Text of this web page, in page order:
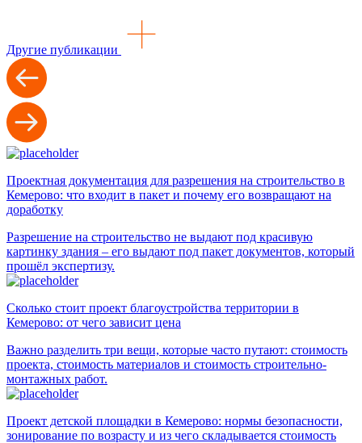
Другие публикации
Проектная документация для разрешения на строительство в
Кемерово: что входит в пакет и почему его возвращают на
доработку
Разрешение на строительство не выдают под красивую
картинку здания – его выдают под пакет документов, который
прошёл экспертизу.
Сколько стоит проект благоустройства территории в
Кемерово: от чего зависит цена
Важно разделить три вещи, которые часто путают: стоимость
проекта, стоимость материалов и стоимость строительно-
монтажных работ.
Проект детской площадки в Кемерово: нормы безопасности,
зонирование по возрасту и из чего складывается стоимость